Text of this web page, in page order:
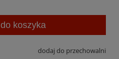
do koszyka
dodaj do przechowalni